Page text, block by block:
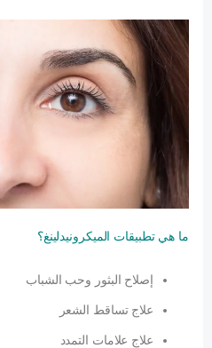
ما هي تطبيقات الميكرونيدلينغ؟
إصلاح البثور وحب الشباب
علاج تساقط الشعر
علاج علامات التمدد